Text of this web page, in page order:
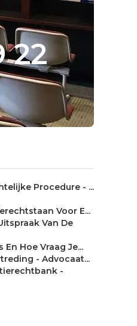
22
Procedure - ...
Voor E...
Van De
Hoe Vraag Je...
- Advocaat...
-